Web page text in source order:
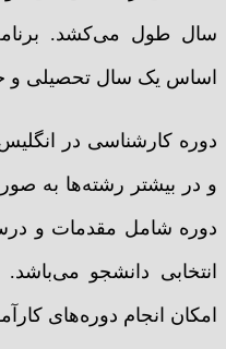
سال طول می‌کشد.
اساس یک سال تحصیلی و حدود 3 ترم تعیین
دوره کارشناسی در
و در بیشتر رشته‌ها به
دوره شامل مقدمات و
انتخابی دانشجو می‌باشد.
امکان انجام دوره‌های